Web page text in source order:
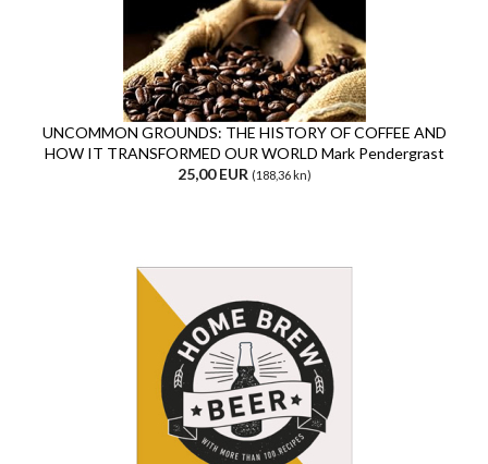
UNCOMMON GROUNDS: THE HISTORY OF COFFEE AND
HOW IT TRANSFORMED OUR WORLD Mark Pendergrast
25,00 EUR (188,36 kn)